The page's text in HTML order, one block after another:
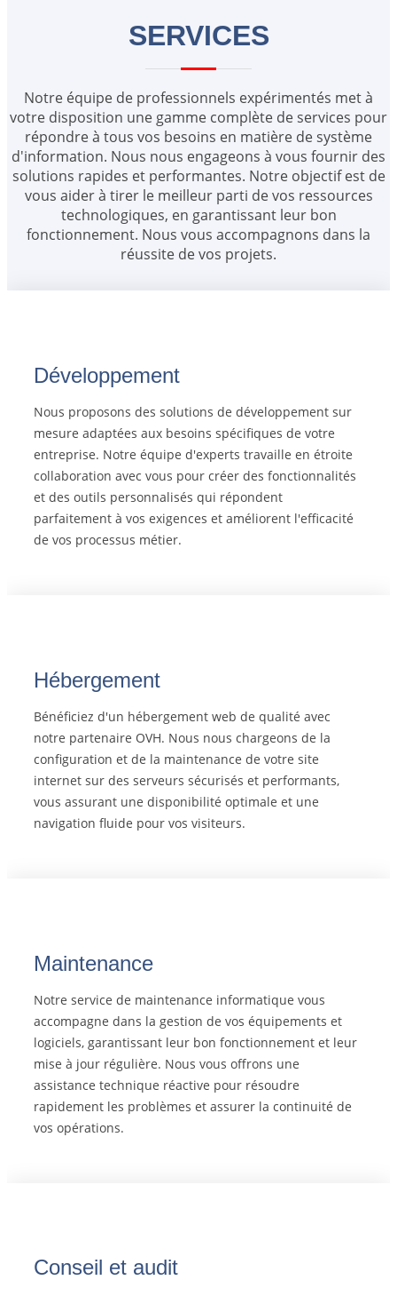
SERVICES
Notre équipe de professionnels expérimentés met à
votre disposition une gamme complète de services pour
répondre à tous vos besoins en matière de système
d'information. Nous nous engageons à vous fournir des
solutions rapides et performantes. Notre objectif est de
vous aider à tirer le meilleur parti de vos ressources
technologiques, en garantissant leur bon
fonctionnement. Nous vous accompagnons dans la
réussite de vos projets.
Développement
Nous proposons des solutions de développement sur
mesure adaptées aux besoins spécifiques de votre
entreprise. Notre équipe d'experts travaille en étroite
collaboration avec vous pour créer des fonctionnalités
et des outils personnalisés qui répondent
parfaitement à vos exigences et améliorent l'efficacité
de vos processus métier.
Hébergement
Bénéficiez d'un hébergement web de qualité avec
notre partenaire OVH. Nous nous chargeons de la
configuration et de la maintenance de votre site
internet sur des serveurs sécurisés et performants,
vous assurant une disponibilité optimale et une
navigation fluide pour vos visiteurs.
Maintenance
Notre service de maintenance informatique vous
accompagne dans la gestion de vos équipements et
logiciels, garantissant leur bon fonctionnement et leur
mise à jour régulière. Nous vous offrons une
assistance technique réactive pour résoudre
rapidement les problèmes et assurer la continuité de
vos opérations.
Conseil et audit